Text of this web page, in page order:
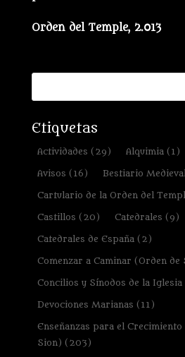
Orden del Temple, 2.013
Etiquetas
Actividades (29) Alquimia (1)
Avisos (16) Bestiario Medieval
Cartulario de la Orden del
Castillos (20) Catedrales (9)
Catedrales de España (2)
Comenzar a Caminar (Orden de
Concilios y Sínodos de la Iglesia
Devociones Marianas (11)
Enseñanzas para el
Sion) (203)